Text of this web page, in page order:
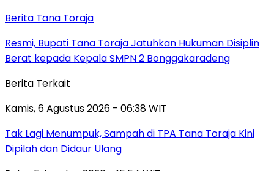
Berita Tana Toraja
Resmi, Bupati Tana Toraja Jatuhkan Hukuman Disiplin
Berat kepada Kepala SMPN 2 Bonggakaradeng
Berita Terkait
Kamis, 6 Agustus 2026 - 06:38 WIT
Tak Lagi Menumpuk, Sampah di TPA Tana Toraja Kini
Dipilah dan Didaur Ulang